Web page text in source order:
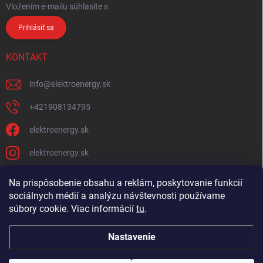
Na prispôsobenie obsahu a reklám, poskytovanie funkcií
sociálnych médií a analýzu návštevnosti používame
súbory cookie. Viac informácií tu.
Nastavenie
Vložením e-mailu súhlasíte s
Prihlásiť sa
KONTAKT
info@elektroenergy.sk
+421908134795
elektroenergy.sk
elektroenergy.sk
Podmienky ochrany osobných údajov
Kontakty
Obchodné podmienky
Copyright 2026Elektroenergy. Všetky práva vyhradené.Upraviť nastavenie